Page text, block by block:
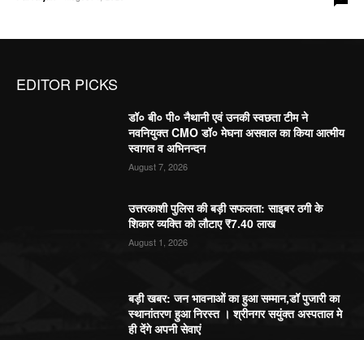
EDITOR PICKS
डॉ० बी० पी० नैथानी एवं उनकी स्वछता टीम ने
नवनियुक्त CMO डॉ० मेघना असवाल का किया आत्मीय
स्वागत व अभिनन्दन
August 7, 2026
उत्तरकाशी पुलिस की बड़ी सफलता: साइबर ठगी के
शिकार व्यक्ति को लौटाए ₹7.40 लाख
August 1, 2026
बड़ी खबर: जन भावनाओं का हुआ सम्मान,डॉ पुजारी का
स्थानांतरण हुआ निरस्त । श्रीनगर सयुंक्त अस्पताल मे
ही देंगे अपनी सेवाएं